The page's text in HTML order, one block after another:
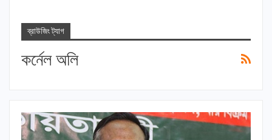
ব্রাউজিং ট্যাগ
কর্নেল অলি